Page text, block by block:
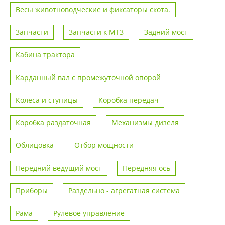
Весы животноводческие и фиксаторы скота.
Запчасти Запчасти к МТЗ Задний мост
Кабина трактора
Карданный вал с промежуточной опорой
Колеса и ступицы Коробка передач
Коробка раздаточная Механизмы дизеля
Облицовка Отбор мощности
Передний ведущий мост Передняя ось
Приборы Раздельно - агрегатная система
Рама Рулевое управление